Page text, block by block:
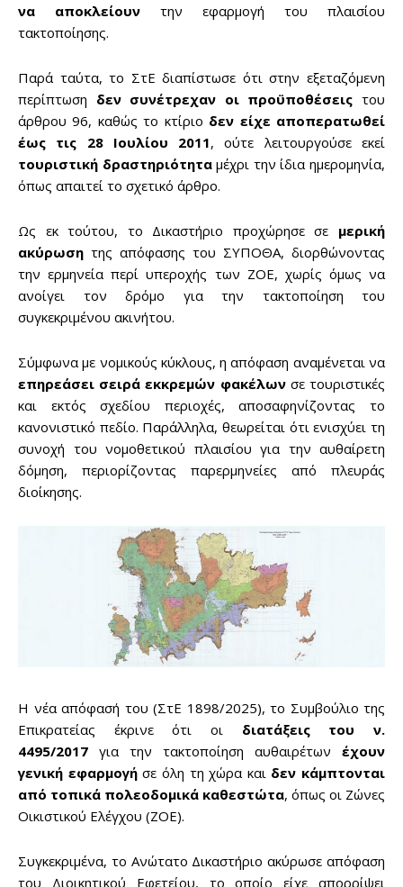
να αποκλείουν την εφαρμογή του πλαισίου
τακτοποίησης.
Παρά ταύτα, το ΣτΕ διαπίστωσε ότι στην εξεταζόμενη
περίπτωση δεν συνέτρεχαν οι προϋποθέσεις του
άρθρου 96, καθώς το κτίριο δεν είχε αποπερατωθεί
έως τις 28 Ιουλίου 2011, ούτε λειτουργούσε εκεί
τουριστική δραστηριότηταμέχρι την ίδια ημερομηνία,
όπως απαιτεί το σχετικό άρθρο.
Ως εκ τούτου, το Δικαστήριο προχώρησε σε μερική
ακύρωση της απόφασης του ΣΥΠΟΘΑ, διορθώνοντας
την ερμηνεία περί υπεροχής των ΖΟΕ, χωρίς όμως να
ανοίγει τον δρόμο για την τακτοποίηση του
συγκεκριμένου ακινήτου.
Σύμφωνα με νομικούς κύκλους, η απόφαση αναμένεται να
επηρεάσει σειρά εκκρεμών φακέλωνσε τουριστικές
και εκτός σχεδίου περιοχές, αποσαφηνίζοντας το
κανονιστικό πεδίο. Παράλληλα, θεωρείται ότι ενισχύει τη
συνοχή του νομοθετικού πλαισίου για την αυθαίρετη
δόμηση, περιορίζοντας παρερμηνείες από πλευράς
διοίκησης.
Η νέα απόφασή του (ΣτΕ 1898/2025), το Συμβούλιο της
Επικρατείας έκρινε ότι οι διατάξεις του ν.
4495/2017 για την τακτοποίηση αυθαιρέτων έχουν
γενική εφαρμογήσε όλη τη χώρα και δεν κάμπτονται
από τοπικά πολεοδομικά καθεστώτα, όπως οι Ζώνες
Οικιστικού Ελέγχου (ΖΟΕ).
Συγκεκριμένα, το Ανώτατο Δικαστήριο ακύρωσε απόφαση
του Διοικητικού Εφετείου, το οποίο είχε απορρίψει